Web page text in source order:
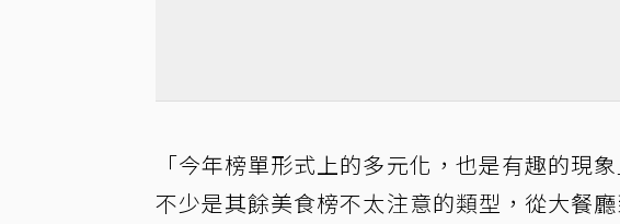
「今年榜單形式上的多元化，也是有趣的現
不少是其餘美食榜不太注意的類型，從大餐